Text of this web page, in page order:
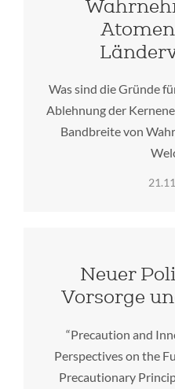
Was sind die Gründe
Ablehnung der
Bandbreite von
Neuer
Vorsorge
“Precaution and
Perspectives on the
Precautionary